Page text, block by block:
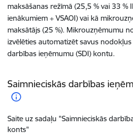
maksāšanas režīmā (25,5 % vai 33 %
ienākumiem + VSAOI) vai kā
maksātājs (25 %). Mikrouzņēmumu
izvēlēties automatizēt savus
darbības ieņēmumu (SDI) kontu.
Saimnieciskās darbības
Saite uz sadaļu "Saimnieciskās
konts"